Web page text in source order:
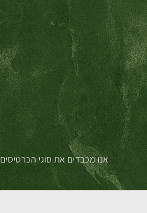
אנו מכבדים את סוגי הכרטיסים